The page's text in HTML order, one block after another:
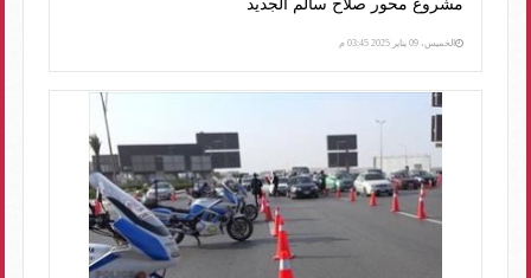
مشروع محور صلاح سالم الجديد
الخميس، 09 يناير 2025 03:45 م